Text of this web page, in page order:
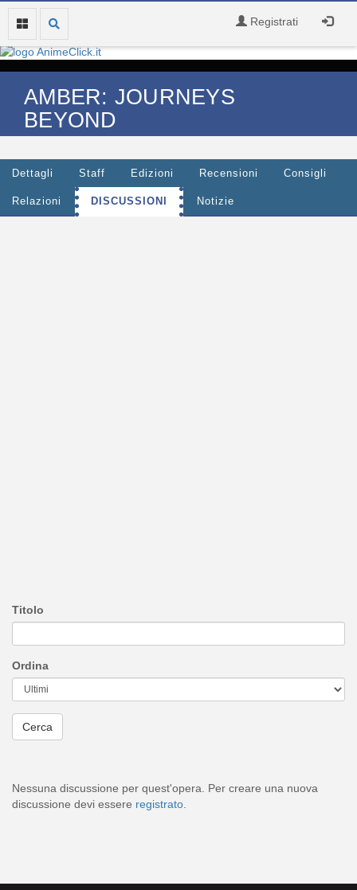
Registrati
AMBER: JOURNEYS
BEYOND
Dettagli Staff Edizioni Recensioni Consigli
Relazioni DISCUSSIONI Notizie
Titolo
Ordina
Nessuna discussione per quest'opera. Per creare una nuova
discussione devi essere registrato